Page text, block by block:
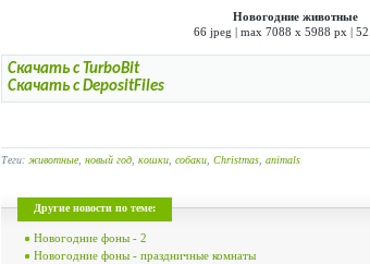
Новогодние животные
66 jpeg | max 7088 x 5988 px |
Скачать с TurboBit
Скачать с DepositFiles
Теги: животные, новый год, кошки, собаки, Christmas, animals
Другие новости по теме:
Новогодние фоны - 2
Новогодние фоны - праздничные комнаты